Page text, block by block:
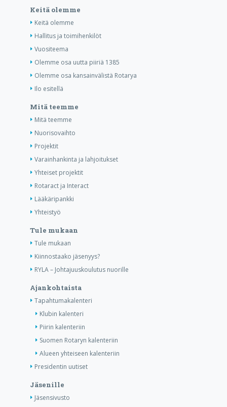
Keitä olemme
Keitä olemme
Hallitus ja toimihenkilöt
Vuositeema
Olemme osa uutta piiriä 1385
Olemme osa kansainvälistä Rotarya
Ilo esitellä
Mitä teemme
Mitä teemme
Nuorisovaihto
Projektit
Varainhankinta ja lahjoitukset
Yhteiset projektit
Rotaract ja Interact
Lääkäripankki
Yhteistyö
Tule mukaan
Tule mukaan
Kiinnostaako jäsenyys?
RYLA – Johtajuuskoulutus nuorille
Ajankohtaista
Tapahtumakalenteri
Klubin kalenteri
Piirin kalenteriin
Suomen Rotaryn kalenteriin
Alueen yhteiseen kalenteriin
Presidentin uutiset
Jäsenille
Jäsensivusto